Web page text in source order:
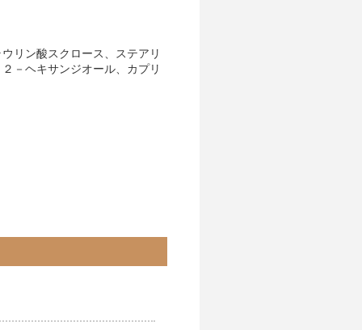
リン酸スクロース、ステアリ
－ヘキサンジオール、カプリ